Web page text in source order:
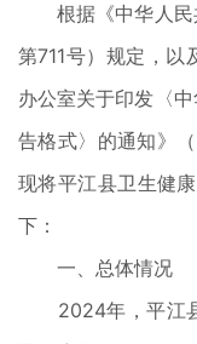
根据《中华人民
第711号）规定，以
办公室关于印发〈
告格式〉的通知》
现将平江县卫生健
下：
一、总体情况
2024年，平江县